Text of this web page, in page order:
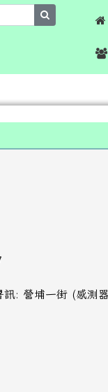

: 營埔一街 (感測